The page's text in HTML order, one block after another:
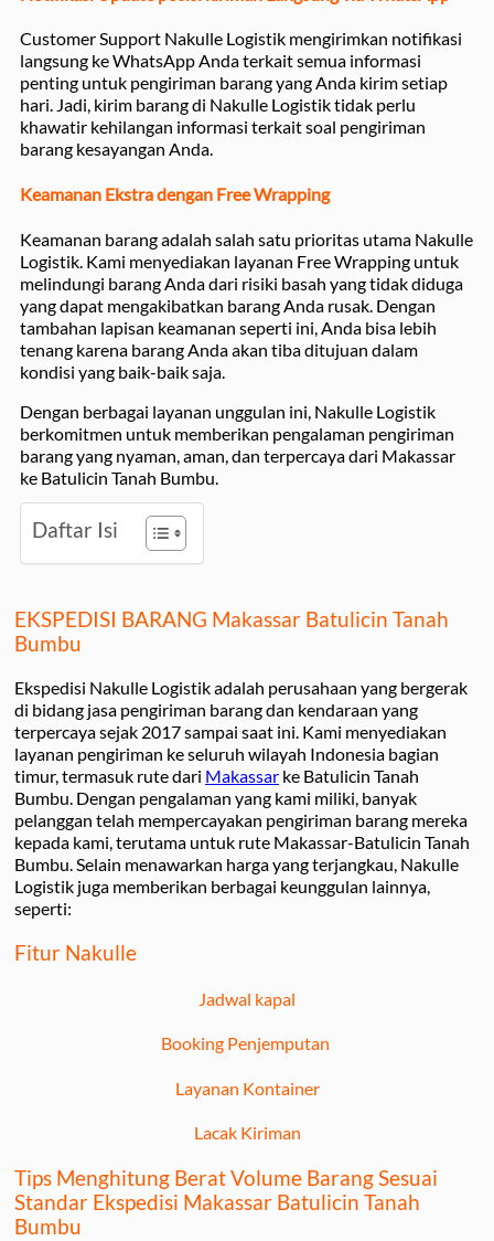
Customer Support Nakulle Logistik mengirimkan notifikasi
langsung ke WhatsApp Anda terkait semua informasi
penting untuk pengiriman barang yang Anda kirim setiap
hari. Jadi, kirim barang di Nakulle Logistik tidak perlu
khawatir kehilangan informasi terkait soal pengiriman
barang kesayangan Anda.
Keamanan Ekstra dengan Free Wrapping
Keamanan barang adalah salah satu prioritas utama Nakulle
Logistik. Kami menyediakan layanan Free Wrapping untuk
melindungi barang Anda dari risiki basah yang tidak diduga
yang dapat mengakibatkan barang Anda rusak. Dengan
tambahan lapisan keamanan seperti ini, Anda bisa lebih
tenang karena barang Anda akan tiba ditujuan dalam
kondisi yang baik-baik saja.
Dengan berbagai layanan unggulan ini, Nakulle Logistik
berkomitmen untuk memberikan pengalaman pengiriman
barang yang nyaman, aman, dan terpercaya dari Makassar
ke Batulicin Tanah Bumbu.
Daftar Isi
EKSPEDISI BARANG Makassar Batulicin Tanah
Bumbu
Ekspedisi Nakulle Logistik adalah perusahaan yang bergerak
di bidang jasa pengiriman barang dan kendaraan yang
terpercaya sejak 2017 sampai saat ini. Kami menyediakan
layanan pengiriman ke seluruh wilayah Indonesia bagian
timur, termasuk rute dari Makassar ke Batulicin Tanah
Bumbu. Dengan pengalaman yang kami miliki, banyak
pelanggan telah mempercayakan pengiriman barang mereka
kepada kami, terutama untuk rute Makassar-Batulicin Tanah
Bumbu. Selain menawarkan harga yang terjangkau, Nakulle
Logistik juga memberikan berbagai keunggulan lainnya,
seperti:
Fitur Nakulle
Jadwal kapal
Booking Penjemputan
Layanan Kontainer
Lacak Kiriman
Tips Menghitung Berat Volume Barang Sesuai
Standar Ekspedisi Makassar Batulicin Tanah
Bumbu